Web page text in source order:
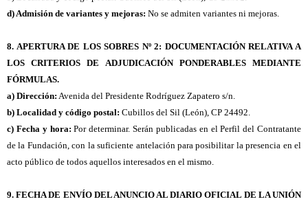
d) Admisión de variantes y mejoras: No se admiten variantes ni mejoras.
8. APERTURA DE LOS SOBRES Nº 2: DOCUMENTACIÓN RELATIVA A
LOS CRITERIOS DE ADJUDICACIÓN PONDERABLES MEDIANTE
FÓRMULAS.
a) Dirección: Avenida del Presidente Rodríguez Zapatero s/n.
b) Localidad y código postal: Cubillos del Sil (León), CP 24492.
c) Fecha y hora:Por determinar. Serán publicadas en el Perfil del Contratante
de la Fundación, con la suficiente antelación para posibilitar la presencia en el
acto público de todos aquellos interesados en el mismo.
9. FECHA DE ENVÍO DEL ANUNCIO AL DIARIO OFICIAL DE LA UNIÓN